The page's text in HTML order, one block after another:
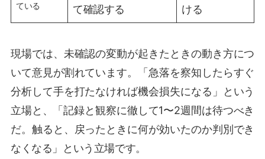
ている
て確認する
ける
現場では、未確認の変動が起きたときの動き方につ
いて意見が割れています。「急落を察知したらすぐ
分析して手を打たなければ機会損失になる」という
立場と、「記録と観察に徹して1〜2週間は待つべき
だ。触ると、戻ったときに何が効いたのか判別でき
なくなる」という立場です。